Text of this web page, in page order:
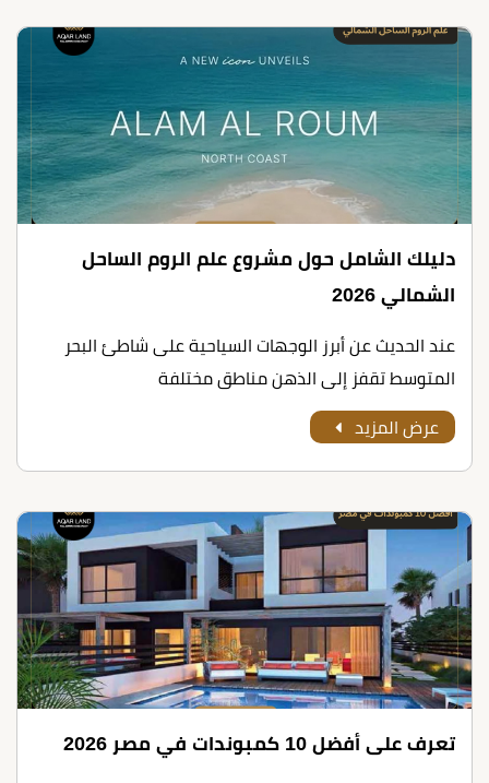
دليلك الشامل حول مشروع علم الروم الساحل
الشمالي 2026
عند الحديث عن أبرز الوجهات السياحية على شاطئ البحر
المتوسط تقفز إلى الذهن مناطق مختلفة
عرض المزيد
تعرف على أﻓﻀﻞ 10 ﻛﻤﺒﻮﻧﺪات ﻓﻲ ﻣﺼﺮ 2026